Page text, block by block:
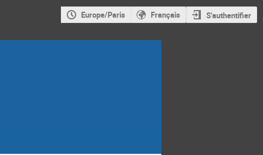
Europe/Paris Français S'authentifier